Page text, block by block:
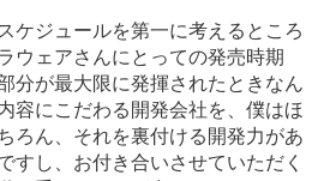
ケジュールを第一に考えるところ
ウェアさんにとっての発売時期
分が最大限に発揮されたときなん
容にこだわる開発会社を、僕はほ
ろん、それを裏付ける開発力があ
すし、お付き合いさせていただく